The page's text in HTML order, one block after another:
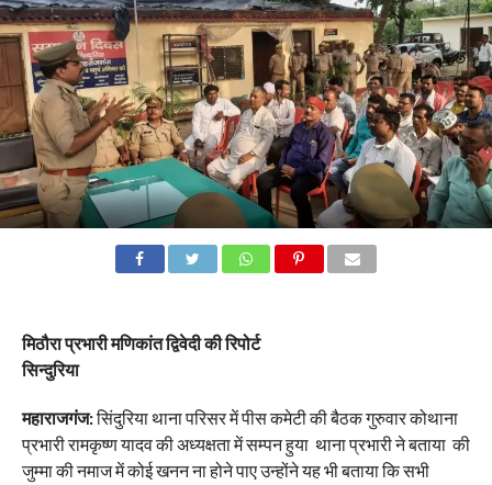
मिठौरा प्रभारी मणिकांत द्विवेदी की रिपोर्ट
सिन्दुरिया
महाराजगंज:सिंदुरिया थाना परिसर में पीस कमेटी की बैठक गुरुवार कोथाना
प्रभारी रामकृष्ण यादव की अध्यक्षता में सम्पन हुया थाना प्रभारी ने बताया की
जुम्मा की नमाज में कोई खनन ना होने पाए उन्होंने यह भी बताया कि सभी